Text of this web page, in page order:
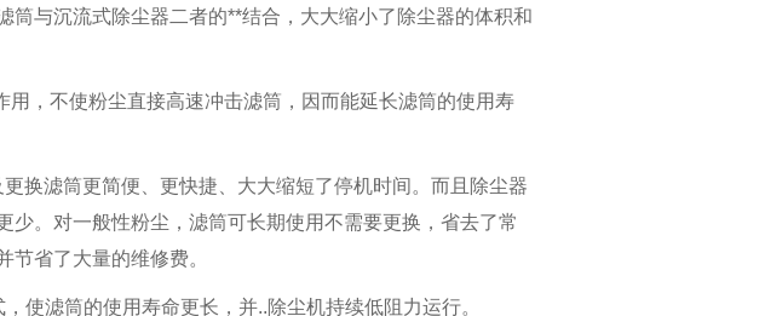
筒与沉流式除尘器二者的**结合，大大缩小了除尘器的体积和
用，不使粉尘直接高速冲击滤筒，因而能延长滤筒的使用寿
换滤筒更简便、更快捷、大大缩短了停机时间。而且除尘器
少。对一般性粉尘，滤筒可长期使用不需要更换，省去了常
节省了大量的维修费。
使滤筒的使用寿命更长，并..除尘机持续低阻力运行。